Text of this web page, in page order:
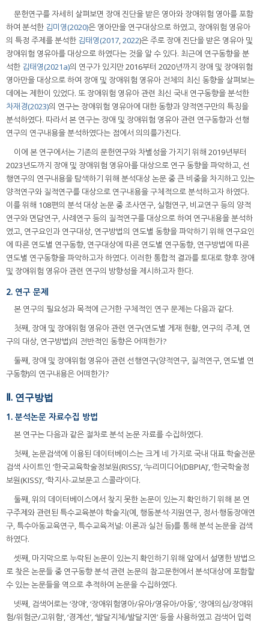
문헌연구를 자세히 살펴보면 장애 진단을 받은 영아와 장애위험 영아를 포함
하여 분석한 김미영(2020)은 영아만을 연구대상으로 하였고, 장애위험 영유아
의 특정 주제를 분석한 김태영(2017 2022)은 주로 장애 진단을 받은 영유아 및
장애위험 영유아를 대상으로 하였다는 것을 알 수 있다. 최근에 연구동향을 분
석한 김태영(2021a)의 연구가 있지만 2016부터 2020년까지 장애 및 장애위험
영아만을 대상으로 하여 장애 및 장애위험 영유아 전체의 최신 동향을 살펴보는
데에는 제한이 있었다. 또 장애위험 영유아 관련 최신 국내 연구동향을 분석한
차재경(2023)의 연구는 장애위험 영유아에 대한 동향과 양적연구만의 특징을
분석하였다. 따라서 본 연구는 장애 및 장애위험 영유아 관련 연구동향과 선행
연구의 연구내용을 분석하였다는 점에서 의의를가진다.
이에 본 연구에서는 기존의 문헌연구와 차별성을 가지기 위해 2019년부터
2023년도까지 장애 및 장애위험 영유아를 대상으로 연구 동향을 파악하고, 선
행연구의 연구내용을 탐색하기 위해 분석대상 논문 중 큰 비중을 차지하고 있는
양적연구와 질적연구를 대상으로 연구내용을 구체적으로 분석하고자 하였다.
이를 위해 108편의 분석 대상 논문 중 조사연구, 실험연구, 비교연구 등의 양적
연구와 면담연구, 사례연구 등의 질적연구를 대상으로 하여 연구내용을 분석하
였고, 연구요인과 연구대상, 연구방법의 연도별 동향을 파악하기 위해 연구요인
에 따른 연도별 연구동향, 연구대상에 따른 연도별 연구동향, 연구방법에 따른
연도별 연구동향을 파악하고자 하였다. 이러한 통합적 결과를 토대로 향후 장애
및 장애위험 영유아 관련 연구의 방향성을 제시하고자 한다.
2. 연구 문제
본 연구의 필요성과 목적에 근거한 구체적인 연구 문제는 다음과 같다.
첫째, 장애 및 장애위험 영유아 관련 연구(연도별 게재 현황, 연구의 주제, 연
구의 대상, 연구방법)의 전반적인 동향은 어떠한가?
둘째, 장애 및 장애위험 영유아 관련 선행연구(양적연구, 질적연구, 연도별 연
구동향)의 연구내용은 어떠한가?
Ⅱ. 연구방법
1. 분석논문 자료수집 방법
본 연구는 다음과 같은 절차로 분석 논문 자료를 수집하였다.
첫째, 논문검색에 이용된 데이터베이스는 크게 네 가지로 국내 대표 학술전문
검색 사이트인 ‘한국교육학술정보원(RISS)’, ‘누리미디어(DBPIA)’, ‘한국학술정
보원(KISS)’, ‘학지사-교보문고 스콜라’이다.
둘째, 위의 데이터베이스에서 찾지 못한 논문이 있는지 확인하기 위해 본 연
구주제와 관련된 특수교육분야 학술지(예, 행동분석·지원연구, 정서·행동장애연
구, 특수아동교육연구, 특수교육저널: 이론과 실천 등)를 통해 분석 논문을 검색
하였다.
셋째, 마지막으로 누락된 논문이 있는지 확인하기 위해 앞에서 설명한 방법으
로 찾은 논문들 중 연구동향 분석 관련 논문의 참고문헌에서 분석대상에 포함할
수 있는 논문들을 역으로 추적하여 논문을 수집하였다.
넷째, 검색어로는 ‘장애’, ‘장애위험영아/유아/영유아/아동’, ‘장애의심/장애위
험/위험군/고위험’, ‘경계선’, ‘발달지체/발달지연’ 등을 사용하였고 검색어 입력